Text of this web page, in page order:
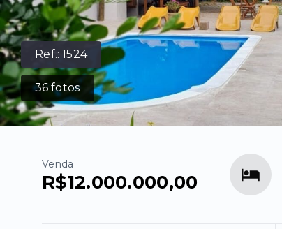
Ref.:1524
36 fotos
Venda
R$12.000.000,00